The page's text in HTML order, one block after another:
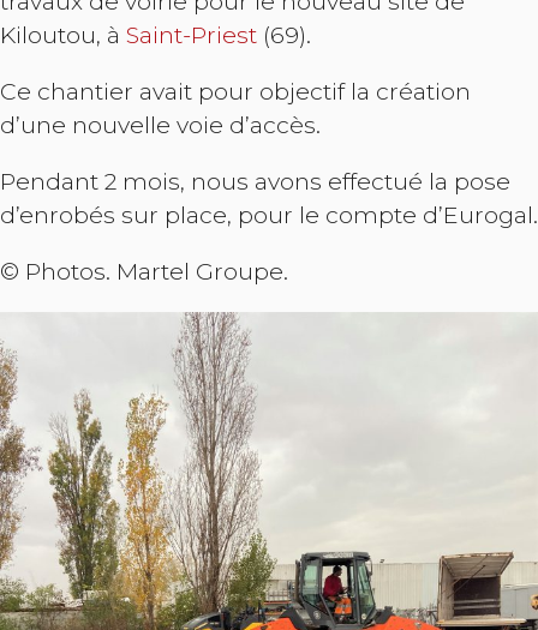
Kiloutou, à Saint-Priest (69).
Ce chantier avait pour objectif la création
d’une nouvelle voie d’accès.
Pendant 2 mois, nous avons effectué la pose
d’enrobés sur place, pour le compte d’Eurogal.
© Photos. Martel Groupe.